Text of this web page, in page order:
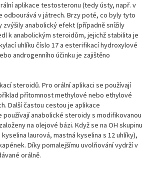
aplikace testosteronu (tedy ústy, např. v
odbourává v játrech. Brzy poté, co byly tyto
anabolický efekt (případně snížily
k anabolickým steroidům, jejichž stabilita je
uhlíku číslo 17 a esterifikací hydroxylové
androgenního účinku je zajištěno
steroidů. Pro orální aplikaci se používají
přítomnost methylové nebo ethylové
Další častou cestou je aplikace
používají anabolické steroidy s modifikovanou
na olejové bázi. Když se na OH skupinu
laurová, mastná kyselina s 12 uhlíky),
Díky pomalejšímu uvolňování vydrží v
orálně.